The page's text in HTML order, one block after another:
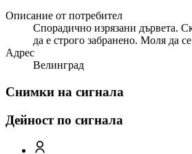
Описание от потребител
Спорадично изрязани дървета.
да е строго забранено. Моля да
Адрес
Велинград
Снимки на сигнала
Дейност по сигнала